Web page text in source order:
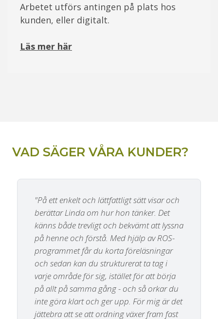
Arbetet utförs antingen på plats hos
kunden, eller digitalt.
Läs mer här
VAD SÄGER VÅRA KUNDER?
"På ett enkelt och lättfattligt sätt visar och
berättar Linda om hur hon tänker. Det
känns både trevligt och bekvämt att lyssna
på henne och förstå. Med hjälp av ROS-
programmet får du korta föreläsningar
och sedan kan du strukturerat ta tag i
varje område för sig, istället för att börja
på allt på samma gång - och så orkar du
inte göra klart och ger upp. För mig är det
jättebra att se att ordning växer fram fast